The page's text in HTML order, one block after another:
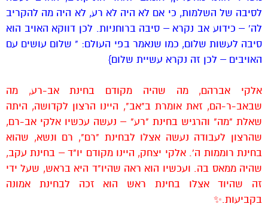
לסיבה של השלמות, כי אם לא היה לא רע, לא היה מה להקריב
לה' – כידוע אב נקרא – סיבה ברוחניות. לכן דווקא האויב הוא
סיבה לעשות שלום, כמו שנאמר בפי העולם: " שלום עושים עם
האויבים – לכן זה נקרא עשיית שלום}
אלקי אברהם, מה שהיה מקודם בחינת אב-רע, מה
שבאב-ר-הם, זאת אומרת ב"אב", היינו הרצון לקדושה, היתה
שאלת "מה" והרגיש בחינת "רע" – נעשה עכשיו אלקי אב-רם,
שהרצון לעבודה נעשה אצלו לבחינת "רם", רם ונשא, שהוא
בחינת רוממות ה'. אלקי יצחק, היינו מקודם יו"ד – בחינת עקב,
שהיה ממאס בה. ועכשיו הוא ראה שהיו"ד היא בראש, שעל ידי
זה שהיוד אצלו בחינת ראש הוא זכה לבחינת אמונה
בקביעות.✨